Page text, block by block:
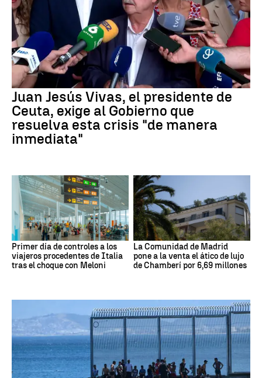
Juan Jesús Vivas, el presidente de
Ceuta, exige al Gobierno que
resuelva esta crisis "de manera
inmediata"
Primer día de controles a los
viajeros procedentes de Italia
tras el choque con Meloni
La Comunidad de Madrid
pone a la venta el ático de lujo
de Chamberí por 6,69 millones